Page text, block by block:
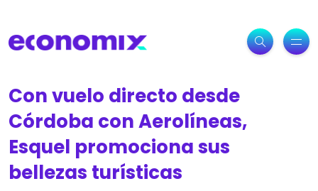
Con vuelo directo desde
Córdoba con Aerolíneas,
Esquel promociona sus
bellezas turísticas